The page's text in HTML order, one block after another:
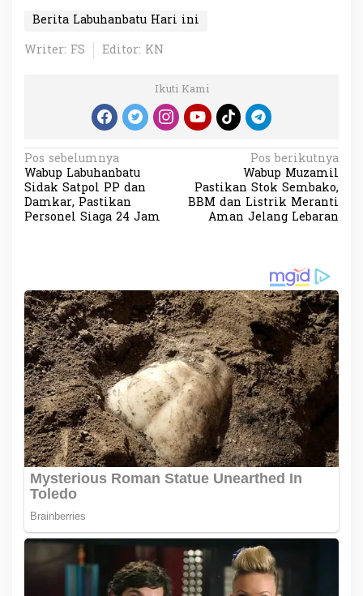
Berita Labuhanbatu Hari ini
Writer: FS
Editor: KN
Ikuti Kami
N
a
v
s
i
p
o
s
Pos sebelumnya
Wabup Labuhanbatu
Sidak Satpol PP dan
Damkar, Pastikan
Personel Siaga 24 Jam
Pos berikutnya
Wabup Muzamil
Pastikan Stok Sembako,
BBM dan Listrik Meranti
Aman Jelang Lebaran